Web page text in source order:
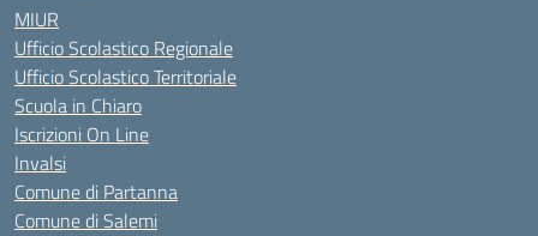
MIUR
Ufficio Scolastico Regionale
Ufficio Scolastico Territoriale
Scuola in Chiaro
Iscrizioni On Line
Invalsi
Comune di Partanna
Comune di Salemi